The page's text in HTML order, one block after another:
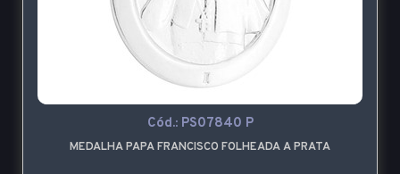
Cód.: PS07840 P
MEDALHA PAPA FRANCISCO FOLHEADA A PRATA